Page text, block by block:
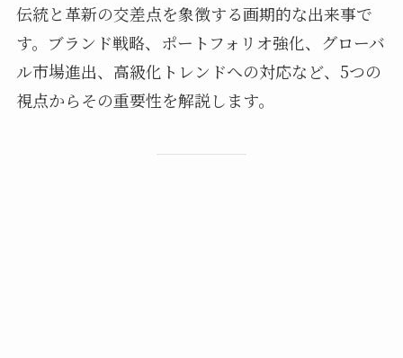
伝統と革新の交差点を象徴する画期的な出来事で
す。ブランド戦略、ポートフォリオ強化、グローバ
ル市場進出、高級化トレンドへの対応など、5つの
視点からその重要性を解説します。